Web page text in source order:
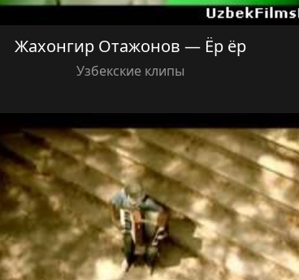
Жахонгир Отажонов — Ёр ёр
Узбекские клипы